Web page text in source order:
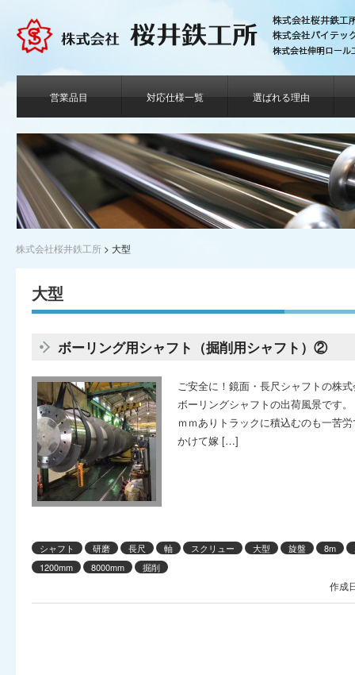
営業品目 対応仕様一覧 選ばれる理由
株式会社桜井鉄工所 > 大型
大型
ボーリング用シャフト（掘削用シャフト）②
ご安全に！鏡面・長尺シャフトの株
ボーリングシャフトの出荷風景です
ｍｍありトラックに積込むのも一苦
かけて嫁 […]
シャフト 研磨 長尺 軸 スクリュー 大型 旋盤 8m
1200mm
8000mm 掘削
作成